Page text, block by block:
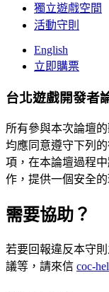
獨立遊戲空間
活動守則
English
立即購票
台北遊戲開發者
所有參與本次論壇
均應同意遵守下列
項，在本論壇過程
作，提供一個安全的
需要協助？
若要回報違反本守
議等，請來信 coc-